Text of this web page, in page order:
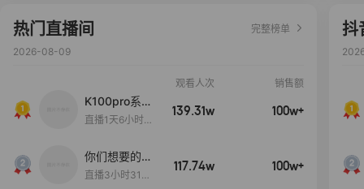
热门直播间
完整榜单
2026-08-09
观看人次 销售额
K100pro系列
新品预约中~
直播1天6小时5
139.31w 100w+
你们想要的
包！终于来
直播3小时31分
117.74w 100w+
抖